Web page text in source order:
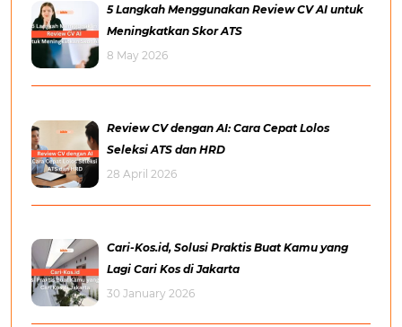
5 Langkah Menggunakan Review CV AI untuk
Meningkatkan Skor ATS
8 May 2026
Review CV dengan AI: Cara Cepat Lolos
Seleksi ATS dan HRD
28 April 2026
Cari-Kos.id, Solusi Praktis Buat Kamu yang
Lagi Cari Kos di Jakarta
30 January 2026